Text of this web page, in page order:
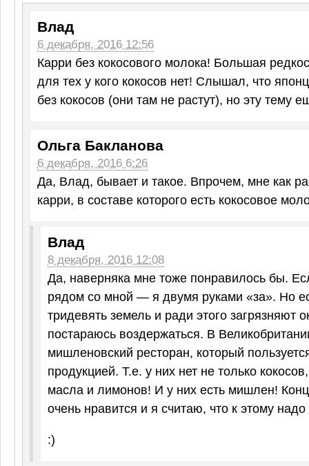
Влад
6 декабря, 2016 12:56
Карри без кокосового молока! Большая
для тех у кого кокосов нет! Слышал, что
без кокосов (они там не растут), но эту тему
Ольга Бакланова
6 декабря, 2016 6:26
Да, Влад, бывает и такое. Впрочем, мне как
карри, в составе которого есть кокосовое
Влад
8 декабря, 2016 12:08
Да, наверняка мне тоже понравилось бы.
рядом со мной — я двумя руками «за». Но
тридевять земель и ради этого загрязняют
постараюсь воздержаться. В
мишленовский ресторан, который
продукцией. Т.е. у них нет не только
масла и лимонов! И у них есть мишлен!
очень нравится и я считаю, что к этому надо
:)